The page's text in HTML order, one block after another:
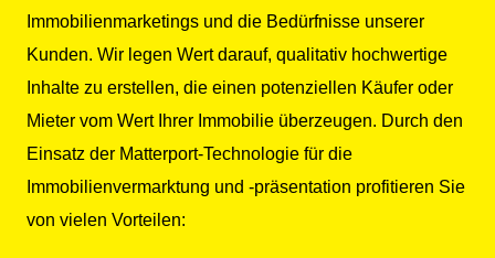
Immobilienmarketings und die Bedürfnisse unserer
Kunden. Wir legen Wert darauf, qualitativ hochwertige
Inhalte zu erstellen, die einen potenziellen Käufer oder
Mieter vom Wert Ihrer Immobilie überzeugen. Durch den
Einsatz der Matterport-Technologie für die
Immobilienvermarktung und -präsentation profitieren Sie
von vielen Vorteilen: